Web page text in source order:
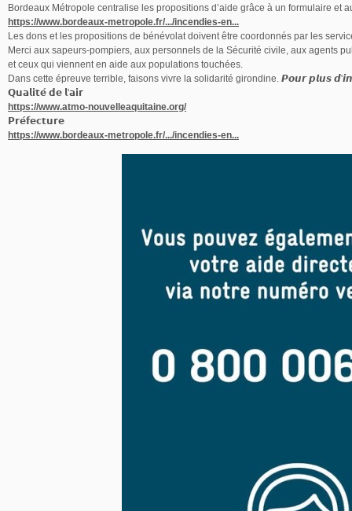
Bordeaux Métropole centralise les propositions d’aide grâce à un formulaire et
https://www.bordeaux-metropole.fr/.../incendies-en...
Les dons et les propositions de bénévolat doivent être coordonnés par les
Merci aux sapeurs-pompiers, aux personnels de la Sécurité civile, aux agents
et ceux qui viennent en aide aux populations touchées.
Dans cette épreuve terrible, faisons vivre la solidarité girondine. 𝙋𝙤𝙪𝙧 𝙥𝙡𝙪𝙨
𝗤𝘂𝗮𝗹𝗶𝘁𝗲́ 𝗱𝗲 𝗹'𝗮𝗶𝗿
https://www.atmo-nouvelleaquitaine.org/
𝗣𝗿𝗲́𝗳𝗲𝗰𝘁𝘂𝗿𝗲
https://www.bordeaux-metropole.fr/.../incendies-en...